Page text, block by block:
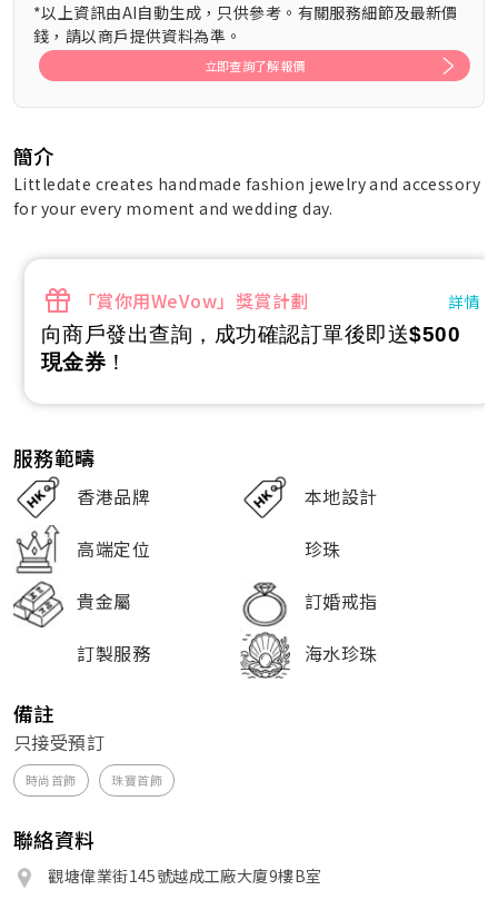
*以上資訊由AI自動生成，只供參考。有關服務細節及最新價
錢，請以商戶提供資料為準。
立即查詢了解報價
簡介
Littledate creates handmade fashion jewelry and accessory
for your every moment and wedding day.
「賞你用WeVow」獎賞計劃 詳情
向商戶發出查詢，成功確認訂單後即送$500
現金券 ！
服務範疇
香港品牌
本地設計
高端定位
珍珠
貴金屬
訂婚戒指
訂製服務
海水珍珠
備註
只接受預訂
時尚首飾 珠寶首飾
聯絡資料
觀塘偉業街145號越成工廠大廈9樓B室